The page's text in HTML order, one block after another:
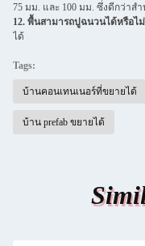
75 มม. และ 100 มม. ซึ่งดีกว่า
12. พื้นสามารถปูฉนวนได้หรือไ
ได้
Tags:
บ้านคอนเทนเนอร์ที่ขยายได้
บ้าน prefab ขยายได้